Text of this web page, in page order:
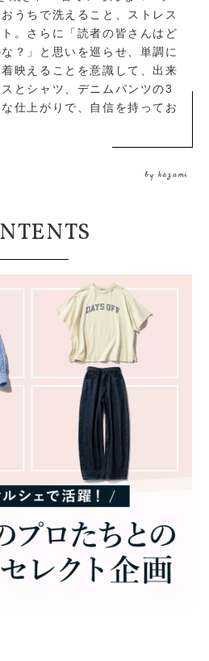
うちで洗えること、ストレス
。さらに「読者の皆さんはど
？」と思いを巡らせ、単調に
映えることを意識して、出来
とシャツ、デニムパンツの3
仕上がりで、自信を持ってお
by kazumi